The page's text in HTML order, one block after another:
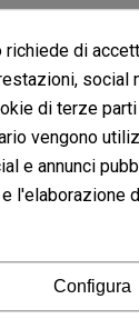
richiede di
social
di terze
vengono
e annunci
l'elaborazione
Configura